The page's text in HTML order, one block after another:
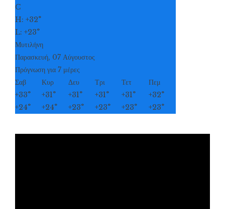
C
H: +32°
L: +23°
Μυτιλήνη
Παρασκευή, 07 Αύγουστος
Πρόγνωση για 7 μέρες
Σαβ
Κυρ Δευ Τρι Τετ
Πεμ
+33° +31° +31° +31° +31° +32°
+24° +24° +23° +23° +23° +23°